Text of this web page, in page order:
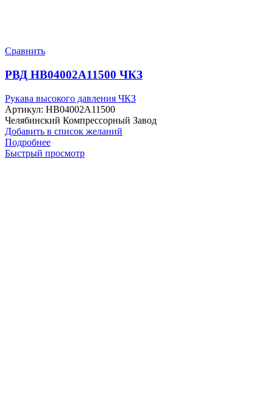
Сравнить
РВД HB04002A11500 ЧКЗ
Рукава высокого давления ЧКЗ
Артикул: HB04002A11500
Челябинский Компрессорный Завод
Добавить в список желаний
Подробнее
Быстрый просмотр